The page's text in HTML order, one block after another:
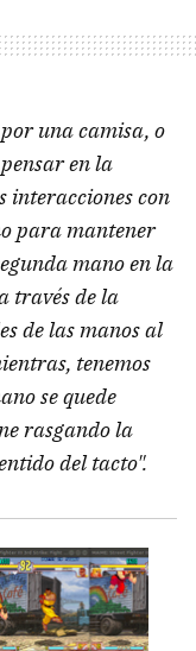
una camisa, o
en la
interacciones con
para mantener
mano en la
través de la
de las manos al
tenemos
se quede
rasgando la
del tacto".